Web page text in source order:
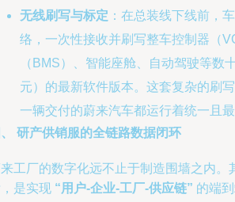
无线刷写与标定 ：在总装线下线前，
络，一次性接收并刷写整车控制器（
（BMS）、智能座舱、自动驾驶等数
元）的最新软件版本。这套复杂的刷
一辆交付的蔚来汽车都运行着统一且最
研产供销服的全链路数据闭环
工厂的数字化远不止于制造围墙之内。
是实现 “用户-企业-工厂-供应链” 的端